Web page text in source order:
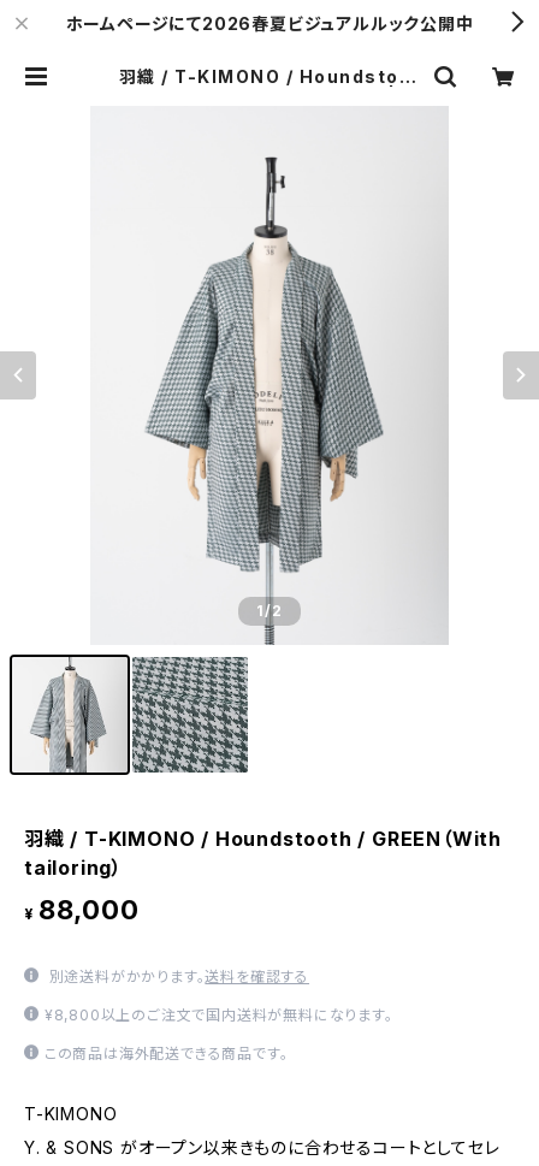
ホームページにて2026春夏ビジュアルルック公開中
羽織 / T-KIMONO / Houndstoot
1/2
羽織 / T-KIMONO / Houndstooth / GREEN（With
tailoring）
¥ 88,000
別途送料がかかります。送料を確認する
¥8,800以上のご注文で国内送料が無料になります。
この商品は海外配送できる商品です。
T-KIMONO
Y. & SONS がオープン以来きものに合わせるコートとしてセレ